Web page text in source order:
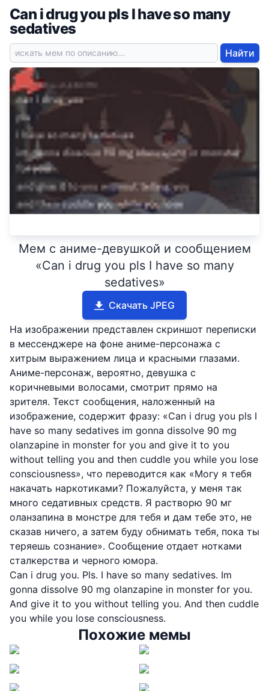
Can i drug you pls I have so many
sedatives
Найти
Мем с аниме-девушкой и сообщением
«Can i drug you pls I have so many
sedatives»
Скачать JPEG
На изображении представлен скриншот переписки
в мессенджере на фоне аниме-персонажа с
хитрым выражением лица и красными глазами.
Аниме-персонаж, вероятно, девушка с
коричневыми волосами, смотрит прямо на
зрителя. Текст сообщения, наложенный на
изображение, содержит фразу: «Can i drug you pls I
have so many sedatives im gonna dissolve 90 mg
olanzapine in monster for you and give it to you
without telling you and then cuddle you while you lose
consciousness», что переводится как «Могу я тебя
накачать наркотиками? Пожалуйста, у меня так
много седативных средств. Я растворю 90 мг
оланзапина в монстре для тебя и дам тебе это, не
сказав ничего, а затем буду обнимать тебя, пока ты
теряешь сознание». Сообщение отдает нотками
сталкерства и черного юмора.
Can i drug you. Pls. I have so many sedatives. Im
gonna dissolve 90 mg olanzapine in monster for you.
And give it to you without telling you. And then cuddle
you while you lose consciousness.
Похожие мемы